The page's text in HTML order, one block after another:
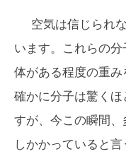
空気は信じられ
います。これらの
体がある程度の重み
確かに分子は驚く
すが、今この瞬間
しかかっていると